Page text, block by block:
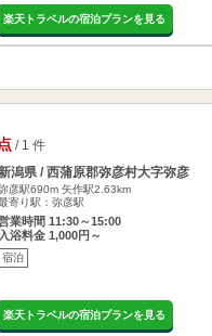
楽天トラベルの宿泊プランを見る
/ 1 件
潟県 / 西蒲原郡弥彦村大字弥彦
彦駅690m 矢作駅2.63km
寄り駅：弥彦駅
業時間 11:30～15:00
入浴料金 1,000円～
宿泊
楽天トラベルの宿泊プランを見る